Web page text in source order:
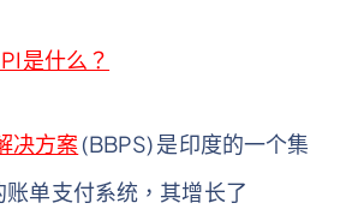
是什么？
决方案(BBPS) 是印度的一个集
单支付系统，其增长了